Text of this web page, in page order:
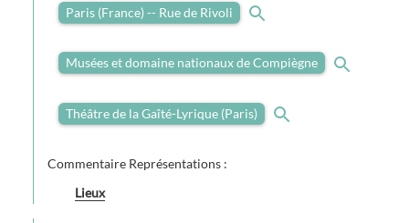
Paris (France) -- Rue de Rivoli
Musées et domaine nationaux de Compiègne
Théâtre de la Gaîté-Lyrique (Paris)
Commentaire Représentations :
Lieux